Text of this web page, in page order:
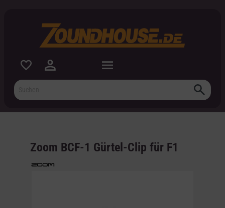
Zoom BCF-1 Gürtel-Clip für F1